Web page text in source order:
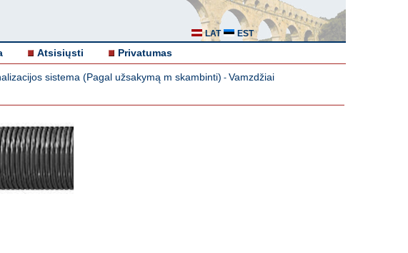
LAT EST
Atsisiųsti Privatumas
sistema (Pagal užsakymą m skambinti) - Vamzdžiai